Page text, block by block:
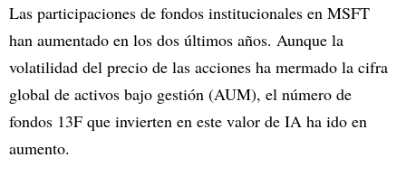
Las participaciones de fondos institucionales en MSFT
han aumentado en los dos últimos años. Aunque la
volatilidad del precio de las acciones ha mermado la cifra
global de activos bajo gestión (AUM), el número de
fondos 13F que invierten en este valor de IA ha ido en
aumento.